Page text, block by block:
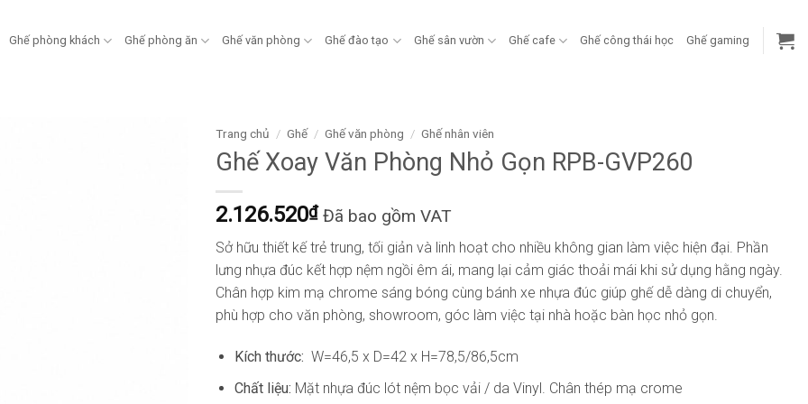
Ghế phòng khách Ghế phòng ăn Ghế văn phòng Ghế đào tạo Ghế sân vườn Ghế cafe Ghế công thái học Ghế gaming
Trang chủ / Ghế / Ghế văn phòng / Ghế nhân viên
Ghế Xoay Văn Phòng Nhỏ Gọn RPB-GVP260
2.126.520₫ Đã bao gồm VAT
Sở hữu thiết kế trẻ trung, tối giản và linh hoạt cho nhiều không gian làm việc hiện đại. Phần
lưng nhựa đúc kết hợp nệm ngồi êm ái, mang lại cảm giác thoải mái khi sử dụng hằng ngày.
Chân hợp kim mạ chrome sáng bóng cùng bánh xe nhựa đúc giúp ghế dễ dàng di chuyển,
phù hợp cho văn phòng, showroom, góc làm việc tại nhà hoặc bàn học nhỏ gọn.
Kích thước: W=46,5 x D=42 x H=78,5/86,5cm
Chất liệu: Mặt nhựa đúc lót nệm bọc vải / da Vinyl. Chân thép mạ crome